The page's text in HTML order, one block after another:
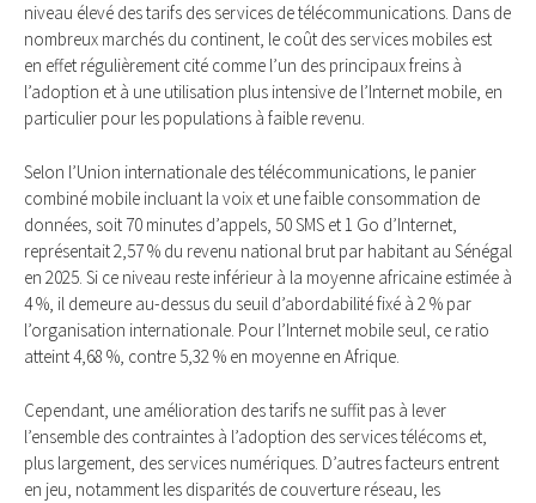
niveau élevé des tarifs des services de télécommunications. Dans de
nombreux marchés du continent, le coût des services mobiles est
en effet régulièrement cité comme l’un des principaux freins à
l’adoption et à une utilisation plus intensive de l’Internet mobile, en
particulier pour les populations à faible revenu.
Selon l’Union internationale des télécommunications, le panier
combiné mobile incluant la voix et une faible consommation de
données, soit 70 minutes d’appels, 50 SMS et 1 Go d’Internet,
représentait 2,57 % du revenu national brut par habitant au Sénégal
en 2025. Si ce niveau reste inférieur à la moyenne africaine estimée à
4 %, il demeure au-dessus du seuil d’abordabilité fixé à 2 % par
l’organisation internationale. Pour l’Internet mobile seul, ce ratio
atteint 4,68 %, contre 5,32 % en moyenne en Afrique.
Cependant, une amélioration des tarifs ne suffit pas à lever
l’ensemble des contraintes à l’adoption des services télécoms et,
plus largement, des services numériques. D’autres facteurs entrent
en jeu, notamment les disparités de couverture réseau, les